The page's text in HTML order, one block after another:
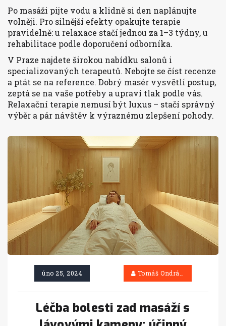
Po masáži pijte vodu a klidně si den naplánujte
volněji. Pro silnější efekty opakujte terapie
pravidelně: u relaxace stačí jednou za 1–3 týdny, u
rehabilitace podle doporučení odborníka.
V Praze najdete širokou nabídku salonů i
specializovaných terapeutů. Nebojte se číst recenze
a ptát se na reference. Dobrý masér vysvětlí postup,
zeptá se na vaše potřeby a upraví tlak podle vás.
Relaxační terapie nemusí být luxus – stačí správný
výběr a pár návštěv k výraznému zlepšení pohody.
úno 25, 2024 Tomáš Ondráček
Léčba bolesti zad masáží s